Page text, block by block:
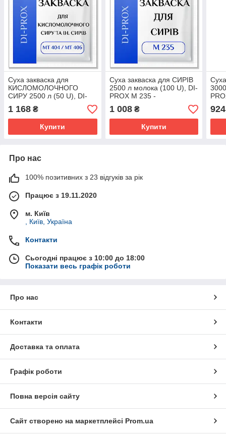
Суха закваска для
КИСЛОМОЛОЧНОГО
СИРУ 2500 л (50 U), DI-
PROX MT 404/ MT 406,
Bioprox, Франція - сири
насипом
1 168 ₴
Купити
Суха закваска для CИРІВ
2500 л молока (100 U), DI-
PROX M 235 -
кисломолочний сир, (100
U/5000 л під замовлення)
1 008₴
Купити
924
Про нас
100% позитивних з 23 відгуків за рік
Працює з 19.11.2020
м. Київ
, Київ, Україна
Контакти
Сьогодні працює з 10:00 до 18:00
Показати весь графік роботи
Про нас
Контакти
Доставка та оплата
Графік роботи
Повна версія сайту
Сайт створено на маркетплейсі Prom.ua